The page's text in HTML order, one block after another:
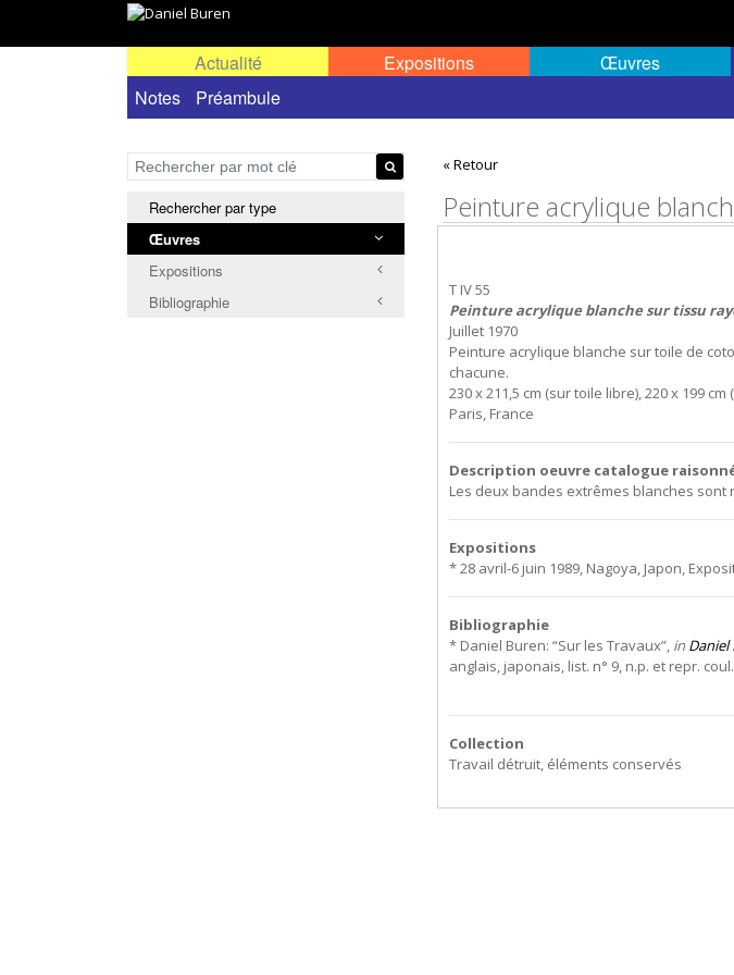
Actualité Expositions
Œuvres
Œuvres permanentes dans l'espace public ou semi-public
Notes
Préambule
Rechercher par type
Œuvres
Expositions
Bibliographie
« Retour
Peinture acrylique
T IV 55
Peinture acrylique blanche sur tissu
Juillet 1970
Peinture acrylique blanche sur toile de
chacune.
230 x 211,5 cm (sur toile libre), 220 x 199 cm
Paris, France
Description oeuvre catalogue
Les deux bandes extrêmes blanches
Expositions
* 28 avril-6 juin 1989, Nagoya, Japon,
Bibliographie
* Daniel Buren: “Sur les Travaux”, in Daniel
anglais, japonais, list. n° 9, n.p. et repr.
Collection
Travail détruit, éléments conservés